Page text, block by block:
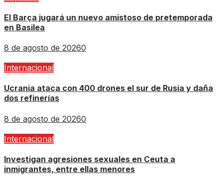
El Barça jugará un nuevo amistoso de pretemporada
en Basilea
8 de agosto de 20260
Internacional
Ucrania ataca con 400 drones el sur de Rusia y daña
dos refinerías
8 de agosto de 20260
Internacional
Investigan agresiones sexuales en Ceuta a
inmigrantes, entre ellas menores